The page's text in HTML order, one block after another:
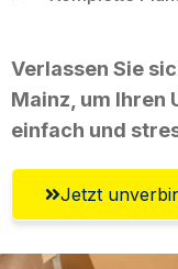
Verlassen Sie
Mainz, um Ihren
einfach und
Jetzt